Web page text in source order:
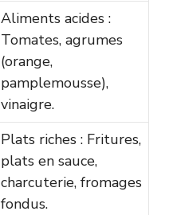
Aliments acides :
Tomates, agrumes
(orange,
pamplemousse),
vinaigre.
Plats riches : Fritures,
plats en sauce,
charcuterie, fromages
fondus.